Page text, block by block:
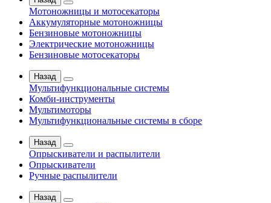
Мотоножницы и мотосекаторы
Аккумуляторные мотоножницы
Бензиновые мотоножницы
Электрические мотоножницы
Бензиновые мотосекаторы
Назад
Мультифункциональные системы
Комби-инструменты
Мультимоторы
Мультифункциональные системы в сборе
Назад
Опрыскиватели и распылители
Опрыскиватели
Ручные распылители
Назад